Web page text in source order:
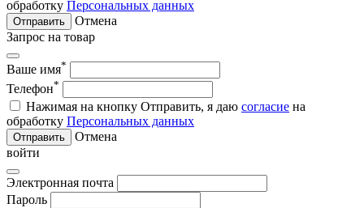
обработку Персональных данных
Отправить
Отмена
Запрос на товар
Ваше имя*
Телефон*
Нажимая на кнопку Отправить, я даю согласие на
обработку Персональных данных
Отправить
Отмена
войти
Электронная почта
Пароль